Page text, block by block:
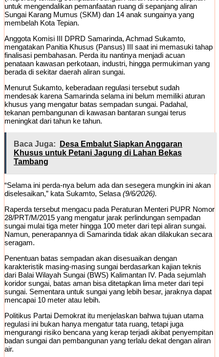
untuk mengendalikan pemanfaatan ruang di sepanjang aliran
Sungai Karang Mumus (SKM) dan 14 anak sungainya yang
membelah Kota Tepian.
Anggota Komisi III DPRD Samarinda, Achmad Sukamto,
mengatakan Panitia Khusus (Pansus) III saat ini memasuki tahap
finalisasi pembahasan. Perda itu nantinya menjadi acuan
penataan kawasan perkotaan, industri, hingga permukiman yang
berada di sekitar daerah aliran sungai.
Menurut Sukamto, keberadaan regulasi tersebut sudah
mendesak karena Samarinda selama ini belum memiliki aturan
khusus yang mengatur batas sempadan sungai. Padahal,
tekanan pembangunan di kawasan bantaran sungai terus
meningkat dari tahun ke tahun.
Baca Juga:
Desa Embalut Siapkan Anggaran
Khusus untuk Petani Jagung di Lahan Bekas
Tambang
“Selama ini perda-nya belum ada dan sesegera mungkin ini akan
diselesaikan,” kata Sukamto, Selasa (9/6/2026).
Raperda tersebut mengacu pada Peraturan Menteri PUPR Nomor
28/PRT/M/2015 yang mengatur jarak perlindungan sempadan
sungai mulai tiga meter hingga 100 meter dari tepi aliran sungai.
Namun, penerapannya di Samarinda tidak akan dilakukan secara
seragam.
Penentuan batas sempadan akan disesuaikan dengan
karakteristik masing-masing sungai berdasarkan kajian teknis
dari Balai Wilayah Sungai (BWS) Kalimantan IV. Pada sejumlah
koridor sungai, batas aman bisa ditetapkan lima meter dari tepi
sungai. Sementara untuk sungai yang lebih besar, jaraknya dapat
mencapai 10 meter atau lebih.
Politikus Partai Demokrat itu menjelaskan bahwa tujuan utama
regulasi ini bukan hanya mengatur tata ruang, tetapi juga
mengurangi risiko bencana yang kerap terjadi akibat penyempitan
badan sungai dan pembangunan yang terlalu dekat dengan aliran
air.